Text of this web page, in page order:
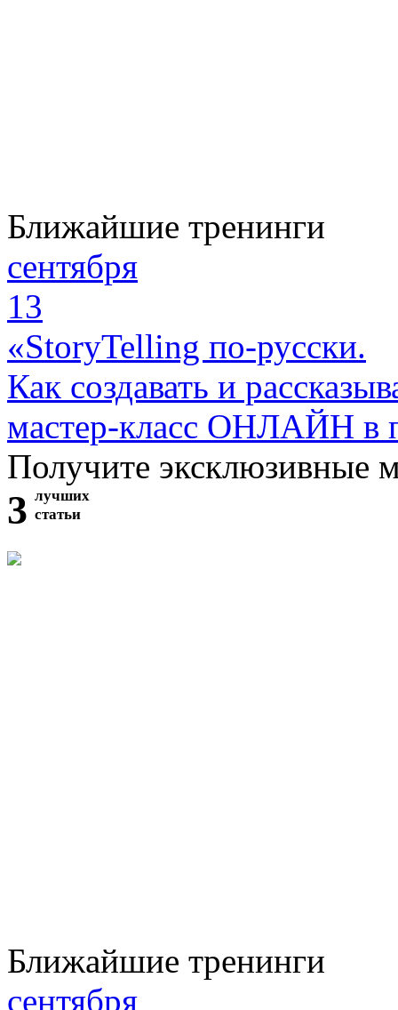
Ближайшие тренинги
сентября
13
«StoryTelling по-русски.
Как создавать и
мастер-класс ОНЛАЙН в
Получите эксклюзивные
3 лучших
статьи
Ближайшие тренинги
сентября